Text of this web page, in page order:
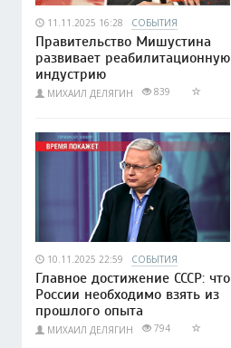
11.11.2025 16:28 СОБЫТИЯ
Правительство Мишустина
развивает реабилитационную
индустрию
МИХАИЛ ДЕЛЯГИН 839
10.11.2025 22:59 СОБЫТИЯ
Главное достижение СССР: что
России необходимо взять из
прошлого опыта
МИХАИЛ ДЕЛЯГИН 794